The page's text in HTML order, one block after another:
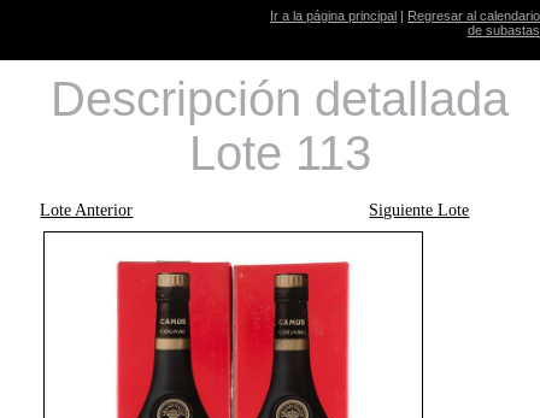
Ir a la página principal | Regresar al calendario
de subastas
Descripción detallada
Lote 113
Lote Anterior Siguiente Lote